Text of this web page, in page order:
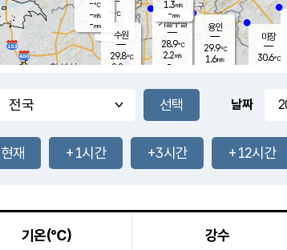
-mm
-mm
용인
29.9℃
1.6m/s
29.5
℃
29.7℃
1.4m/s
-mm
마장
30.6℃
- ℃
m/s
mm
-mm
기흥구갈
28.9℃
2.2m/s
-
-℃
-m/s
-mm
1.3m/s
-mm
수원
29.8℃
2.8 m/s
날짜
현재 +1시간 +3시간 +12시간
기온(℃) 강수